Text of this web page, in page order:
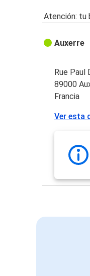
Atención: tu
Auxerre
Rue Paul
89000
Francia
Ver esta